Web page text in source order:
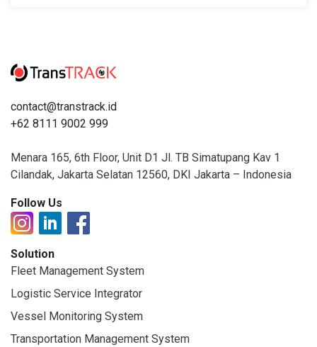
contact@transtrack.id
+62 8111 9002 999
Menara 165, 6th Floor, Unit D1 Jl. TB Simatupang Kav 1
Cilandak, Jakarta Selatan 12560, DKI Jakarta – Indonesia
Follow Us
Solution
Fleet Management System
Logistic Service Integrator
Vessel Monitoring System
Transportation Management System